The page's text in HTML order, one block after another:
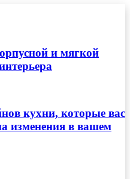
и мягкой
кухни, которые вас
изменения в вашем